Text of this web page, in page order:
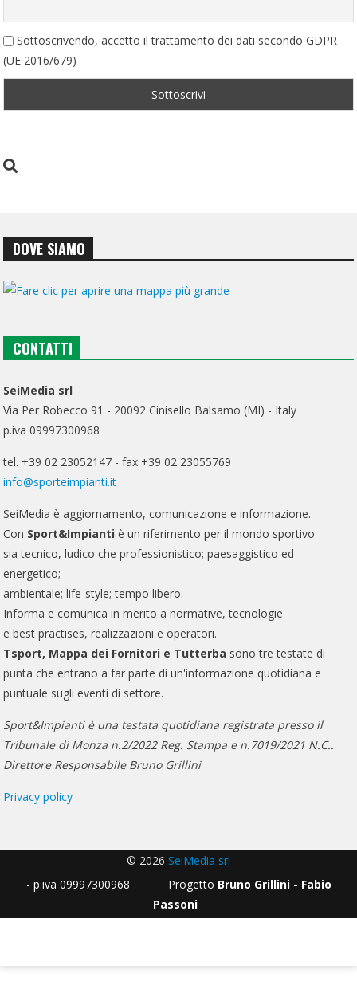
Sottoscrivendo, accetto il trattamento dei dati secondo GDPR
(UE 2016/679)
DOVE SIAMO
CONTATTI
SeiMedia srl
Via Per Robecco 91 - 20092 Cinisello Balsamo (MI) - Italy
p.iva 09997300968
tel. +39 02 23052147 - fax +39 02 23055769
info@sporteimpianti.it
SeiMedia è aggiornamento, comunicazione e informazione.
Con Sport&Impianti è un riferimento per il mondo sportivo
sia tecnico, ludico che professionistico; paesaggistico ed
energetico;
ambientale; life-style; tempo libero.
Informa e comunica in merito a normative, tecnologie
e best practises, realizzazioni e operatori.
Tsport, Mappa dei Fornitori e Tutterba sono tre testate di
punta che entrano a far parte di un'informazione quotidiana e
puntuale sugli eventi di settore.
Sport&Impianti è una testata quotidiana registrata presso il
Tribunale di Monza n.2/2022 Reg. Stampa e n.7019/2021 N.C..
Direttore Responsabile Bruno Grillini
Privacy policy
© 2026 SeiMedia srl
- p.iva 09997300968 Progetto Bruno Grillini - Fabio
Passoni